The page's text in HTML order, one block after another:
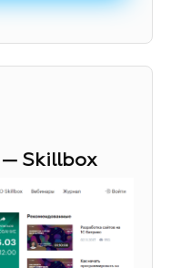
— Skillbox